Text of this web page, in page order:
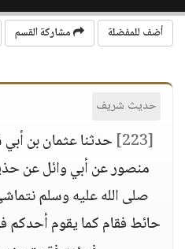
أضف للمفضلة مشاركة القسم
حديث شريف
[223]
حدثنا عثمان بن
منصور عن أبي وائل عن
صلى الله عليه وسلم
حائط فقام كما يقوم أحدكم